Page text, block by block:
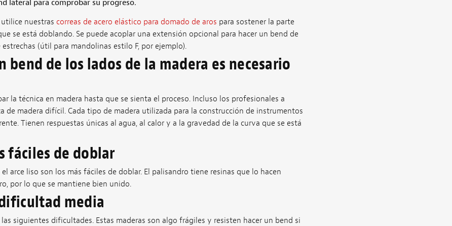
lateral para comprobar su progreso.
nuestras correas de acero elástico para domado de aros para sostener la parte
se está doblando. Se puede acoplar una extensión opcional para hacer un bend de
(útil para mandolinas estilo F, por ejemplo).
bend de los lados de la madera es necesario
la técnica en madera hasta que se sienta el proceso. Incluso los profesionales a
de madera difícil. Cada tipo de madera utilizada para la construcción de instrumentos
Tienen respuestas únicas al agua, al calor y a la gravedad de la curva que se está
fáciles de doblar
arce liso son los más fáciles de doblar. El palisandro tiene resinas que lo hacen
por lo que se mantiene bien unido.
media
siguientes dificultades. Estas maderas son algo frágiles y resisten hacer un bend si